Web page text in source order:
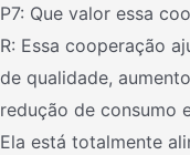
P7: Que valor essa
R: Essa cooperação
de qualidade,
redução de consumo
Ela está totalmente